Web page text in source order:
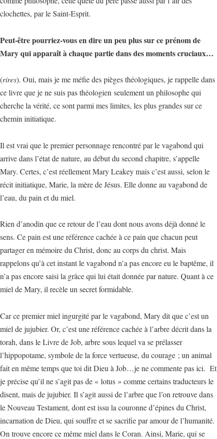
clochettes, par le Saint-Esprit.
Peut-être pourriez-vous en dire un peu plus sur ce prénom de
Mary qui apparaît à chaque partie dans des moments cruciaux…
(rires). Oui, mais je me méfie des pièges théologiques, je rappelle dans
ce livre que je ne suis pas théologien seulement un philosophe qui
cherche la vérité, ce sont parmi mes limites, les plus grandes sur ce
chemin initiatique.
Il est vrai que le premier personnage rencontré par le vagabond qui
arrive dans l’état de nature, au début du second chapitre, s’appelle
Mary. Certes, c’est réellement Mary Leakey mais c’est aussi, selon le
récit initiatique, Marie, la mère de Jésus. Elle donne au vagabond de
l’eau, du pain et du miel.
Rien d’anodin que ce retour de l’eau dont nous avons déjà donné le
sens. Ce pain est une référence cachée à ce pain que chacun peut
partager en mémoire du Christ, donc au corps du christ. Mais
rappelons qu’à cet instant le vagabond n’a pas encore eu le baptême, il
n’a pas encore saisi la grâce qui lui était donnée par nature. Quant à ce
miel de Mary, il recèle un secret formidable.
Car ce premier miel ingurgité par le vagabond, Mary dit que c’est un
miel de jujubier. Or, c’est une référence cachée à l’arbre décrit dans la
torah, dans le Livre de Job, arbre sous lequel va se prélasser
l’hippopotame, symbole de la force vertueuse, du courage ; un animal
fait en même temps que toi dit Dieu à Job…je ne commente pas ici. Et
je précise qu’il ne s’agit pas de « lotus » comme certains traducteurs le
disent, mais de jujubier. Il s’agit aussi de l’arbre que l’on retrouve dans
le Nouveau Testament, dont est issu la couronne d’épines du Christ,
incarnation de Dieu, qui souffre et se sacrifie par amour de l’humanité.
On trouve encore ce même miel dans le Coran. Ainsi, Marie, qui se